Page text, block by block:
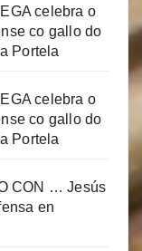
celebra o
co gallo do
Portela
celebra o
co gallo do
Portela
CON … Jesús
en